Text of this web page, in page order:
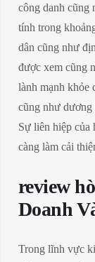
công danh cũng
tính trong
dân cũng như
được xem cũng
lành mạnh khỏe
cũng như dương
Sự liên hiệp của
càng làm cải
review
Doanh
Trong lĩnh vực